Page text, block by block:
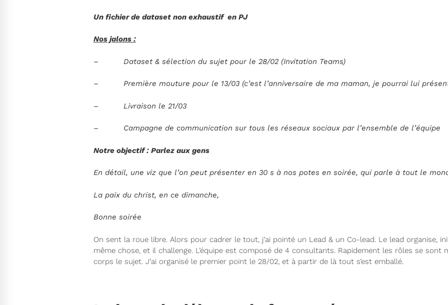
Un fichier de dataset non exhaustif en PJ
Nos jalons :
– Dataset & sélection du sujet pour le 28/02 (Invitation Teams)
– Première mouture pour le 13/03 (c’est l’anniversaire de ma maman, je pourrai lui
– Livraison le 21/03
– Campagne de communication sur tous les réseaux sociaux par l’ensemble de l’équipe
Notre objectif : Parlez aux gens
En détail, une viz que l’on peut présenter en 30 s à nos potes en soirée, qui parle à tout le
La paix du christ, en ce dimanche,
Bonne soirée
On sent la roue libre. Alors pour cadrer le tout, j’ai pointé un Lead & un Co-lead. Le lead organise,
même chose, et il challenge. L’équipe est composé de 4 consultants. Rapidement les rôles se
corps le sujet. J’ai organisé le premier point le 28/02, et à partir de là tout s’est emballé.